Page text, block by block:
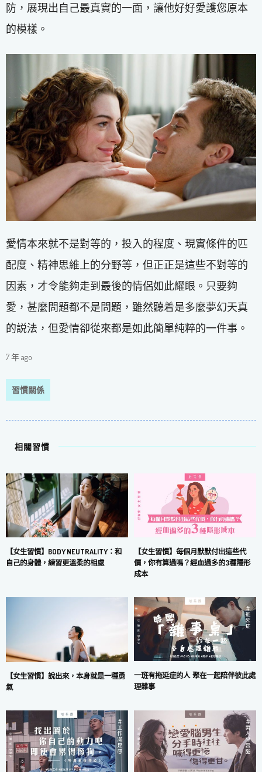
防，展現出自己最真實的一面，讓他好好愛護您原本
的模樣。
愛情本來就不是對等的，投入的程度、現實條件的匹
配度、精神思維上的分野等，但正正是這些不對等的
因素，才令能夠走到最後的情侶如此耀眼。只要夠
愛，甚麼問題都不是問題，雖然聽着是多麼夢幻天真
的説法，但愛情卻從來都是如此簡單純粹的一件事。
7 年 ago
習慣關係
相關習慣
【女生習慣】BODY NEUTRALITY：和
自己的身體，練習更溫柔的相處
【女生習慣】每個月默默付出這些代
價，你有算過嗎？經血過多的3種隱形
成本
【女生習慣】說出來，本身就是一種勇
氣
一班有拖延症的人 聚在一起陪伴彼此處
理雜事